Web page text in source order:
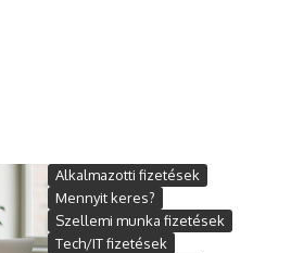
Alkalmazotti fizetések
Mennyit keres?
Szellemi munka fizetések
Tech/IT fizetések